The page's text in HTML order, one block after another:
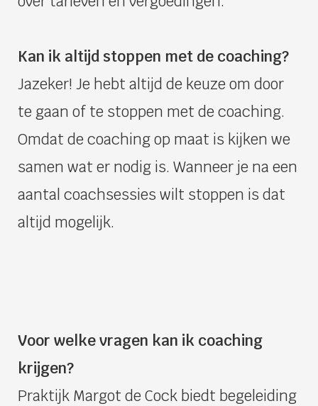
Kan ik altijd stoppen met de coaching?
Jazeker! Je hebt altijd de keuze om door
te gaan of te stoppen met de coaching.
Omdat de coaching op maat is kijken we
samen wat er nodig is. Wanneer je na een
aantal coachsessies wilt stoppen is dat
altijd mogelijk.
Voor welke vragen kan ik coaching
krijgen?
Praktijk Margot de Cock biedt begeleiding